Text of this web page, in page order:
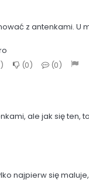
z antenkami. U
0 0
ale jak się ten,
najpierw się